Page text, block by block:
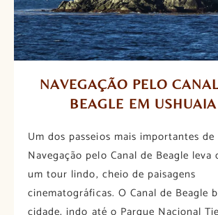
NAVEGAÇÃO PELO
BEAGLE EM USHUAIA
Um dos passeios mais importantes de
Navegação pelo Canal de Beagle
um tour lindo, cheio de paisagens
cinematográficas. O Canal de Beagle